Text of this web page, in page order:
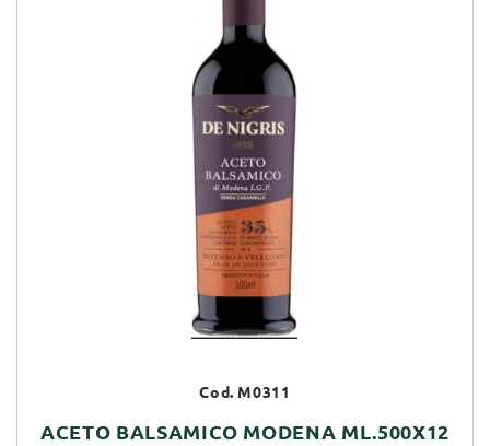
Cod. M0311
ACETO BALSAMICO MODENA ML.500X12